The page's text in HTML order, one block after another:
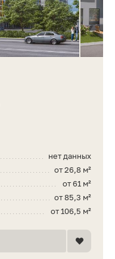
нет данных
от 26,8 м²
от 61 м²
от 85,3 м²
от 106,5 м²